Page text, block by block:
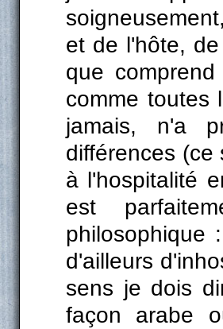
et de l'hôte,
que
comme toutes
jamais, n'a
différences (ce
à l'hospitalité
est
philosophique
d'ailleurs
sens je dois
façon arabe